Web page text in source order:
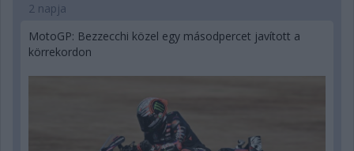
2 napja
MotoGP: Bezzecchi közel egy másodpercet javított a
körrekordon